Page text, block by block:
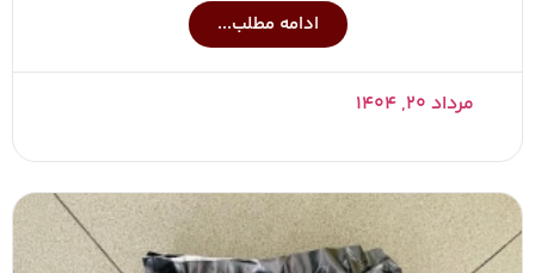
ادامه مطلب...
مرداد ۲۰, ۱۴۰۴